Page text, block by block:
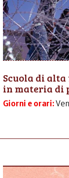
Scuola di
in materia di
Giorni e orari: